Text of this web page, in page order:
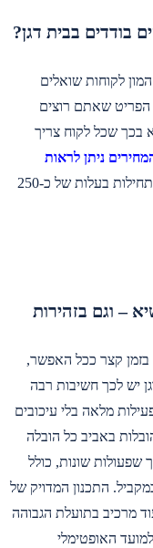
בודדים בבית דגן?
לקוחות שואלים
שאתם רוצים
בכך שכל לקוח צריך
ניתן לראות
. ההובלות הקטנות שלנו מתחילות בעלות של כ-250
– וגם בזהירות
קצר ככל האפשר,
יש לכך חשיבות רבה
מלאה בלי עיכובים
באביב כל הובלה
שפעולות שונות, כולל
התכנון המדויק של
מרכיב בתועלת הגבוהה
האופטימלי